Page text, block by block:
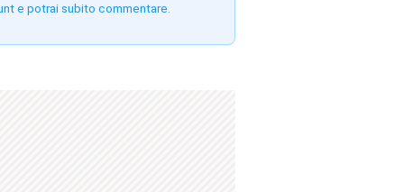
e potrai subito commentare.